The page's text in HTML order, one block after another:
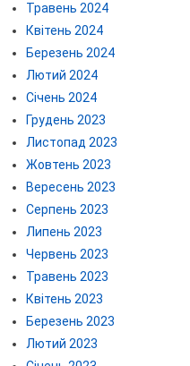
Травень 2024
Квітень 2024
Березень 2024
Лютий 2024
Січень 2024
Грудень 2023
Листопад 2023
Жовтень 2023
Вересень 2023
Серпень 2023
Липень 2023
Червень 2023
Травень 2023
Квітень 2023
Березень 2023
Лютий 2023